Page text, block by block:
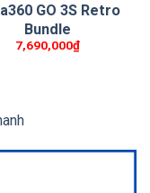
GO 3S Retro
Bundle
7,690,000₫